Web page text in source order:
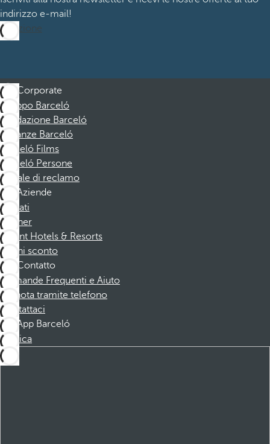
indirizzo e-mail!
Iscrizione
Corporate
Gruppo Barceló
Fondazione Barceló
Vacanze Barceló
Barceló Films
Barceló Persone
Canale di reclamo
Aziende
Affiliati
Partner
Dorint Hotels & Resorts
Buoni sconto
Contatto
Domande Frequenti e Aiuto
Prenota tramite telefono
Contattaci
App Barceló
Scarica